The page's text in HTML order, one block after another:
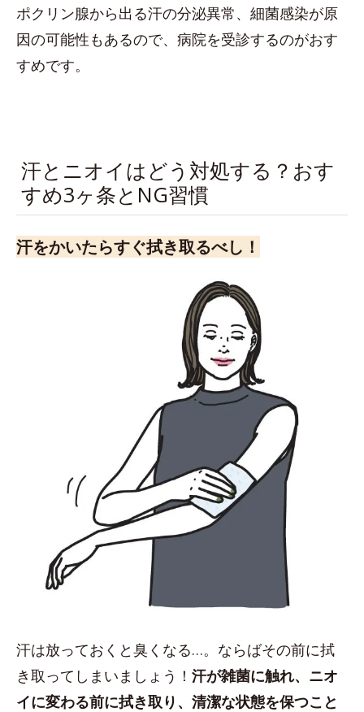
ポクリン腺から出る汗の分泌異常、細菌感染が原
因の可能性もあるので、病院を受診するのがおす
すめです。
汗とニオイはどう対処する？おす
すめ3ヶ条とNG習慣
汗をかいたらすぐ拭き取るべし！
汗は放っておくと臭くなる…。ならばその前に拭
き取ってしまいましょう！ 汗が雑菌に触れ、ニオ
イに変わる前に拭き取り、清潔な状態を保つこと